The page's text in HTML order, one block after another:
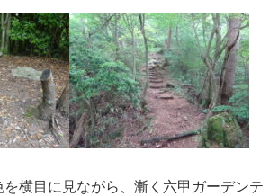
横目に見ながら、漸く六甲ガーデンテ